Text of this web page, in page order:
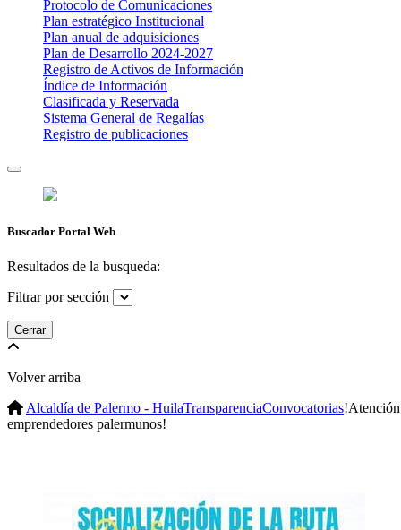
Protocolo de Comunicaciones
Plan estratégico Institucional
Plan anual de adquisiciones
Plan de Desarrollo 2024-2027
​Registro de Activos de Información​​
Índice de Información
Clasificada y Reservada
Sistema General de Regalías
Registro de publicaciones
Buscador Portal Web
Resultados de la busqueda:
Filtrar por sección
Cerrar
Volver arriba
Alcaldía de Palermo - HuilaTransparenciaConvocatorias!Atención
emprendedores palermunos!